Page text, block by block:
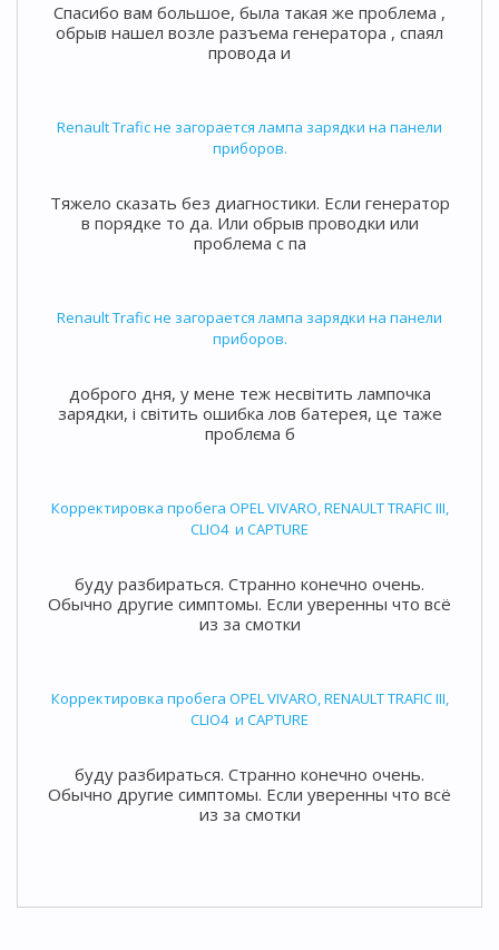
Спасибо вам большое, была такая же проблема ,
обрыв нашел возле разъема генератора , спаял
провода и
Renault Trafic не загорается лампа зарядки на панели
приборов.
Тяжело сказать без диагностики. Если генератор
в порядке то да. Или обрыв проводки или
проблема с па
Renault Trafic не загорается лампа зарядки на панели
приборов.
доброго дня, у мене теж несвітить лампочка
зарядки, і світить ошибка лов батерея, це таже
проблєма б
Корректировка пробега OPEL VIVARO, RENAULT TRAFIC III,
CLIO4 и CAPTURE
буду разбираться. Странно конечно очень.
Обычно другие симптомы. Если уверенны что всё
из за смотки
Корректировка пробега OPEL VIVARO, RENAULT TRAFIC III,
CLIO4 и CAPTURE
буду разбираться. Странно конечно очень.
Обычно другие симптомы. Если уверенны что всё
из за смотки